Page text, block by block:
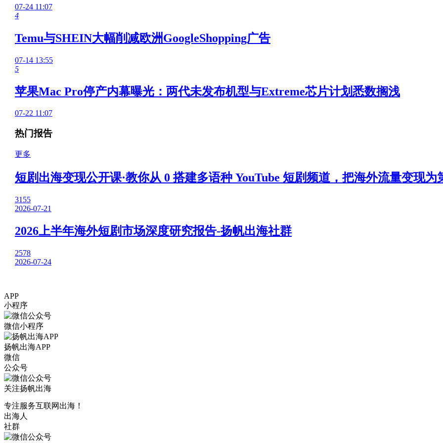
07-24 11:07
4
Temu与SHEIN大幅削减欧洲GoogleShopping广告
07-14 13:55
5
苹果Mac Pro停产内幕曝光：两代未发布机型与Extreme芯片计划悉数搁浅
07-22 11:07
热门报告
更多
短剧出海变现公开课·教你从 0 搭建多语种 YouTube 短剧频道，把海外流量变现为
3155
2026-07-21
2026上半年海外短剧市场深度研究报告-扬帆出海社群
2578
2026-07-24
APP
小程序
微信小程序
扬帆出海APP
微信
公众号
关注扬帆出海
专注服务互联网出海！
出海人
社群